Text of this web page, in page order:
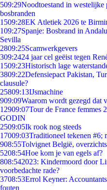
509:29Noodtoestand in westelijke
bosbranden
1509:28EK Atletiek 2026 te
109:27Spanje: Bosbrand in
Sevilla
2809:25Scamwerkgevers
309:2424 jaar cel geëist tegen
1509:23Historisch lage
3809:22Defensiepact Pakistan,
clausule?
25809:13IJsmachine
909:09Waarom wordt gezegd dat
12909:07Tour de France
GODIN
2509:05Ik rook nog steeds
17009:03Traditioneel tekenen #6;
908:55Tolvignet België,
5208:54Hoe kom je van egels af?
808:542023: Kindermoord door
voorbedachte rade?
3708:53Errol Keyner:
fouten